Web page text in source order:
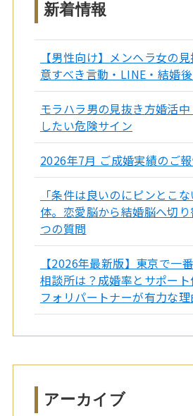
新着情報
【男性向け】メンヘラ女の
意すべき言動・LINE・結婚
モラハラ男の見抜き方婚活
したい危険サイン
2026年7月 ご成婚実績のご
「条件は良いのにピンとこ
体。恋愛脳から結婚脳へ切
つの質問
【2026年最新版】東京で一
相談所は？成婚率とサポー
フォリパートナーが有力な理
アーカイブ